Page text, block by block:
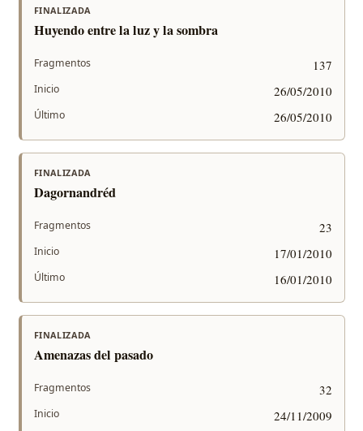
FINALIZADA
Huyendo entre la luz y la sombra
Fragmentos 137
Inicio 26/05/2010
Último 26/05/2010
FINALIZADA
Dagornandréd
Fragmentos 23
Inicio 17/01/2010
Último 16/01/2010
FINALIZADA
Amenazas del pasado
Fragmentos 32
Inicio 24/11/2009